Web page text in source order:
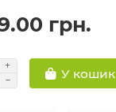
грн.
У кошик